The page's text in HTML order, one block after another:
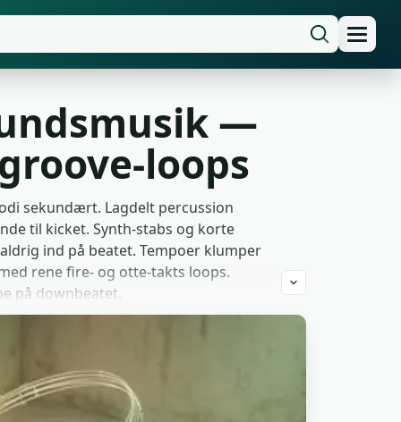
—
loops
sekundært. Lagdelt percussion
til kicket. Synth-stabs og korte
ind på beatet. Tempoer klumper
rene fire- og otte-takts loops.
på downbeatet.
og HIIT-timer-videoer, mens
og challenge-klip på sociale
hurtige montage-edits og speedrun-
kører den bag unboxing-
brands klipper den ind i feature-